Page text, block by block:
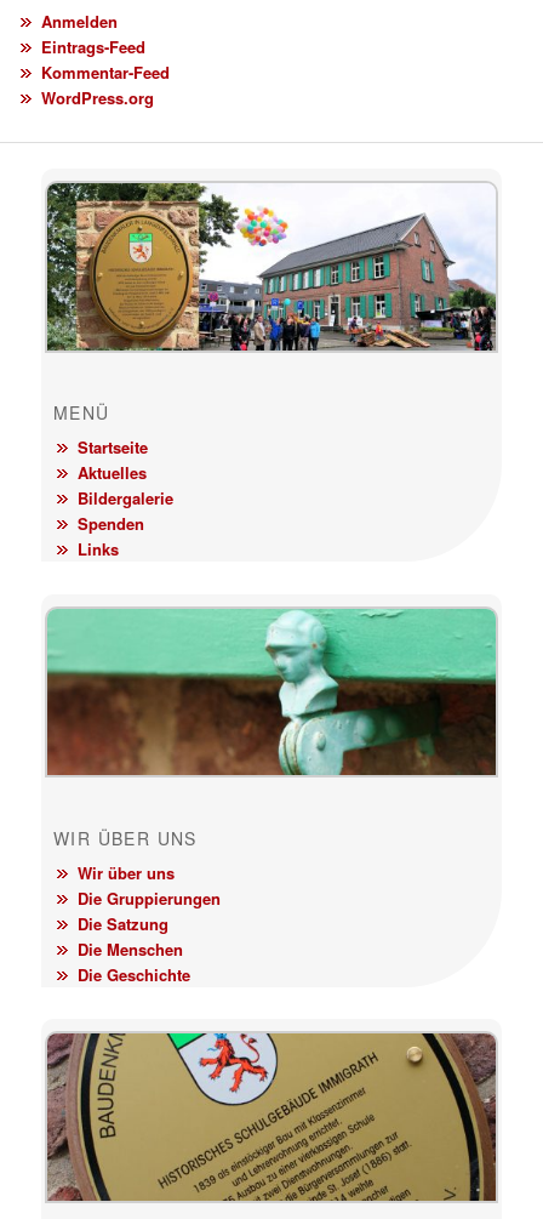
Anmelden
Eintrags-Feed
Kommentar-Feed
WordPress.org
MENÜ
Startseite
Aktuelles
Bildergalerie
Spenden
Links
WIR ÜBER UNS
Wir über uns
Die Gruppierungen
Die Satzung
Die Menschen
Die Geschichte